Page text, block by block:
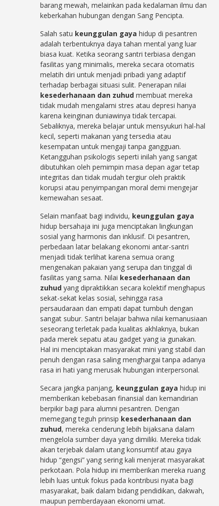
barang mewah, melainkan pada kedalaman ilmu dan
keberkahan hubungan dengan Sang Pencipta.
Salah satu keunggulan gaya hidup di pesantren
adalah terbentuknya daya tahan mental yang luar
biasa kuat. Ketika seorang santri terbiasa dengan
fasilitas yang minimalis, mereka secara otomatis
melatih diri untuk menjadi pribadi yang adaptif
terhadap berbagai situasi sulit. Penerapan nilai
kesederhanaan dan zuhud membuat mereka
tidak mudah mengalami stres atau depresi hanya
karena keinginan duniawinya tidak tercapai.
Sebaliknya, mereka belajar untuk mensyukuri hal-hal
kecil, seperti makanan yang tersedia atau
kesempatan untuk mengaji tanpa gangguan.
Ketangguhan psikologis seperti inilah yang sangat
dibutuhkan oleh pemimpin masa depan agar tetap
integritas dan tidak mudah tergiur oleh praktik
korupsi atau penyimpangan moral demi mengejar
kemewahan sesaat.
Selain manfaat bagi individu, keunggulan gaya
hidup bersahaja ini juga menciptakan lingkungan
sosial yang harmonis dan inklusif. Di pesantren,
perbedaan latar belakang ekonomi antar-santri
menjadi tidak terlihat karena semua orang
mengenakan pakaian yang serupa dan tinggal di
fasilitas yang sama. Nilai kesederhanaan dan
zuhud yang dipraktikkan secara kolektif menghapus
sekat-sekat kelas sosial, sehingga rasa
persaudaraan dan empati dapat tumbuh dengan
sangat subur. Santri belajar bahwa nilai kemanusiaan
seseorang terletak pada kualitas akhlaknya, bukan
pada merek sepatu atau gadget yang ia gunakan.
Hal ini menciptakan masyarakat mini yang stabil dan
penuh dengan rasa saling menghargai tanpa adanya
rasa iri hati yang merusak hubungan interpersonal.
Secara jangka panjang, keunggulan gaya hidup ini
memberikan kebebasan finansial dan kemandirian
berpikir bagi para alumni pesantren. Dengan
memegang teguh prinsip kesederhanaan dan
zuhud, mereka cenderung lebih bijaksana dalam
mengelola sumber daya yang dimiliki. Mereka tidak
akan terjebak dalam utang konsumtif atau gaya
hidup “gengsi” yang sering kali menjerat masyarakat
perkotaan. Pola hidup ini memberikan mereka ruang
lebih luas untuk fokus pada kontribusi nyata bagi
masyarakat, baik dalam bidang pendidikan, dakwah,
maupun pemberdayaan ekonomi umat.